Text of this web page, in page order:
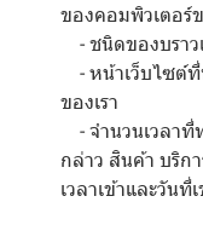
ของคอมพิวเตอร์
- ชนิดของบราว
- หน้าเว็บไซต์ที่
ของเรา
- จำนวนเวลาที่
กล่าว สินค้า บริก
เวลาเข้าและวัน